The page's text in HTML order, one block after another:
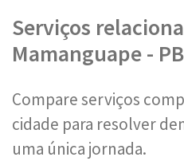
Serviços
Mamanguape - PB
Compare serviços
cidade para resolver
uma única jornada.